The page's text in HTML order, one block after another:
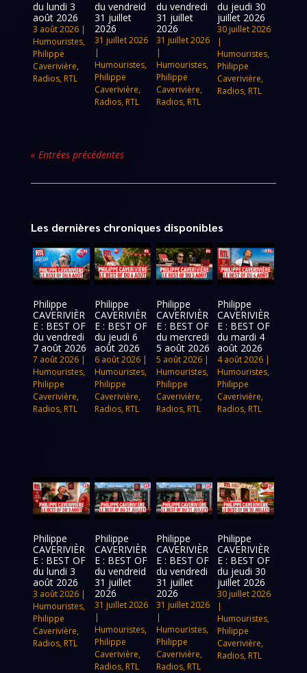
du lundi 3
août 2026
3 août 2026 |
Humouristes,
Philippe
Caverivière,
Radios, RTL
du vendreid
31 juillet
2026
31 juillet 2026
|
Humouristes,
Philippe
Caverivière,
Radios, RTL
du vendredi
31 juillet
2026
31 juillet 2026
|
Humouristes,
Philippe
Caverivière,
Radios, RTL
du jeudi 30
juillet 2026
30 juillet 2026
|
Humouristes,
Philippe
Caverivière,
Radios, RTL
« Entrées précédentes
Les dernières chroniques disponibles
Philippe
CAVERIVIÈR
E : BEST OF
du vendredi
7 août 2026
7 août 2026 |
Humouristes,
Philippe
Caverivière,
Radios, RTL
Philippe
CAVERIVIÈR
E : BEST OF
du jeudi 6
août 2026
6 août 2026|
Humouristes,
Philippe
Caverivière,
Radios, RTL
Philippe
CAVERIVIÈR
E : BEST OF
du mercredi
5 août 2026
5 août 2026|
Humouristes,
Philippe
Caverivière,
Radios, RTL
Philippe
CAVERIVIÈR
E : BEST OF
du mardi 4
août 2026
4 août 2026 |
Humouristes,
Philippe
Caverivière,
Radios, RTL
Philippe
CAVERIVIÈR
E : BEST OF
du lundi 3
août 2026
3 août 2026 |
Humouristes,
Philippe
Caverivière,
Radios, RTL
Philippe
CAVERIVIÈR
E : BEST OF
du vendreid
31 juillet
2026
31 juillet 2026
|
Humouristes,
Philippe
Caverivière,
Radios, RTL
Philippe
CAVERIVIÈR
E : BEST OF
du vendredi
31 juillet
2026
31 juillet 2026
|
Humouristes,
Philippe
Caverivière,
Radios, RTL
Philippe
CAVERIVIÈR
E : BEST OF
du jeudi 30
juillet 2026
30 juillet 2026
|
Humouristes,
Philippe
Caverivière,
Radios, RTL